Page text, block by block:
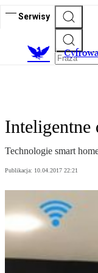
Serwisy
C
Inteligentne
Technologie smart
Publikacja: 10.04.2017 22:21